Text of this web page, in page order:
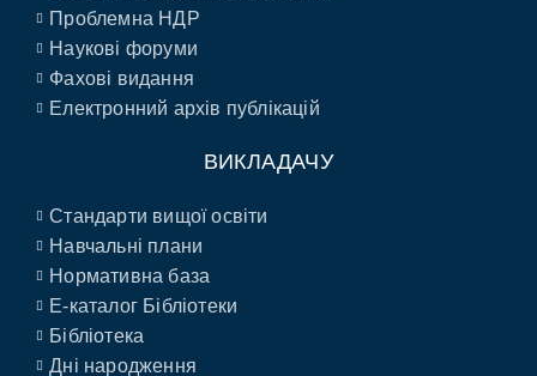
Проблемна НДР
Наукові форуми
Фахові видання
Електронний архів публікацій
ВИКЛАДАЧУ
Стандарти вищої освіти
Навчальні плани
Нормативна база
E-каталог Бібліотеки
Бібліотека
Дні народження